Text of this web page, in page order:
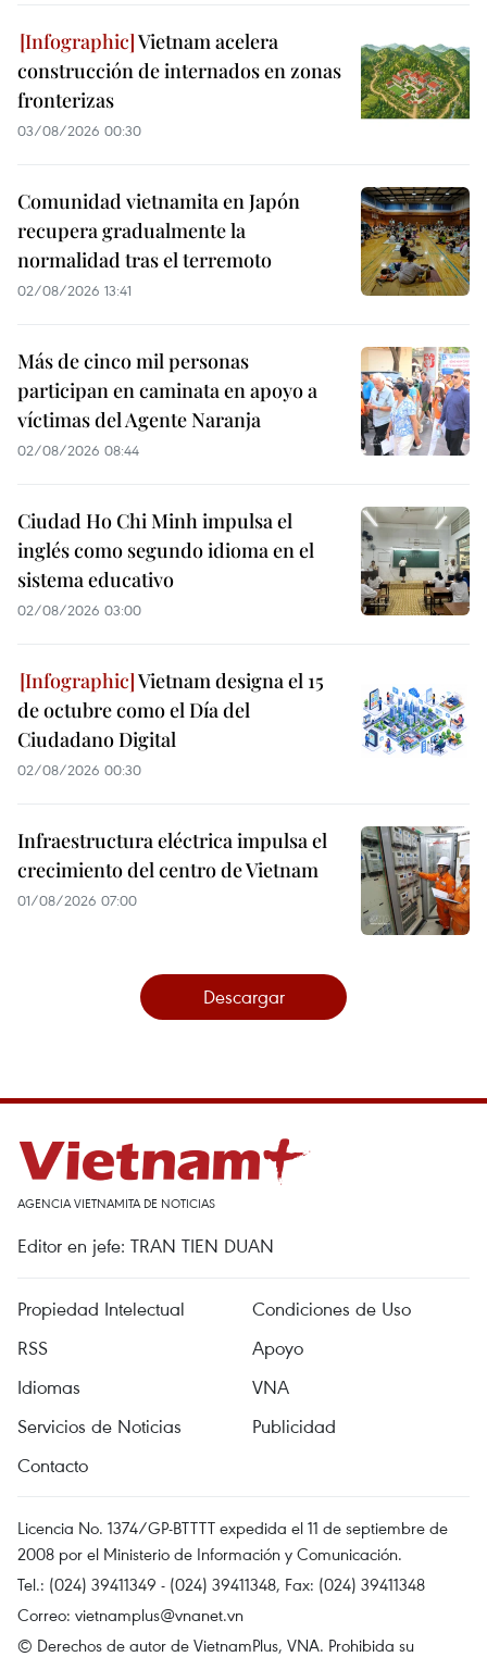
Vietnam acelera
construcción de internados en zonas
fronterizas
03/08/2026 00:30
Comunidad vietnamita en Japón
recupera gradualmente la
normalidad tras el terremoto
02/08/2026 13:41
Más de cinco mil personas
participan en caminata en apoyo a
víctimas del Agente Naranja
02/08/2026 08:44
Ciudad Ho Chi Minh impulsa el
inglés como segundo idioma en el
sistema educativo
02/08/2026 03:00
Vietnam designa el 15
de octubre como el Día del
Ciudadano Digital
02/08/2026 00:30
Infraestructura eléctrica impulsa el
crecimiento del centro de Vietnam
01/08/2026 07:00
Descargar
AGENCIA VIETNAMITA DE NOTICIAS
Editor en jefe: TRAN TIEN DUAN
Propiedad Intelectual
Condiciones de Uso
RSS
Apoyo
Idiomas
VNA
Servicios de Noticias
Publicidad
Contacto
Licencia No. 1374/GP-BTTTT expedida el 11 de septiembre de
2008 por el Ministerio de Información y Comunicación.
Tel.: (024) 39411349 - (024) 39411348, Fax: (024) 39411348
Correo: vietnamplus@vnanet.vn
© Derechos de autor de VietnamPlus, VNA. Prohibida su